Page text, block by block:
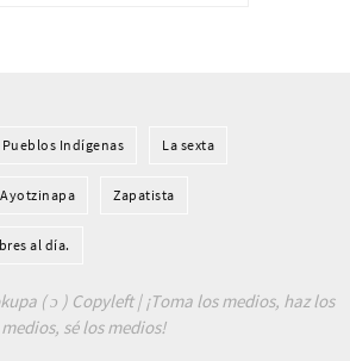
Pueblos Indí­genas La sexta
Ayotzinapa Zapatista
al día.
( ɔ ) Copyleft | ¡Toma los medios, haz los
medios, sé los medios!